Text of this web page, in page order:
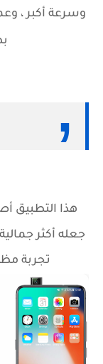
وسرعة أكبر ،
هذا التطبيق
جعله أكثر
تجربة